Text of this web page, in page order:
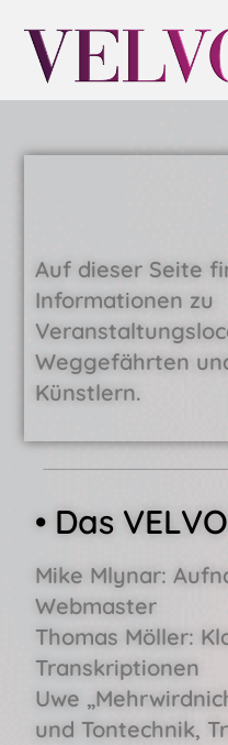
Auf dieser Seite
Informationen zu
Weggefährten
Künstlern.
• Das
Mike Mlynar:
Webmaster
Thomas Möller:
Transkriptionen
Uwe
und Tontechnik,